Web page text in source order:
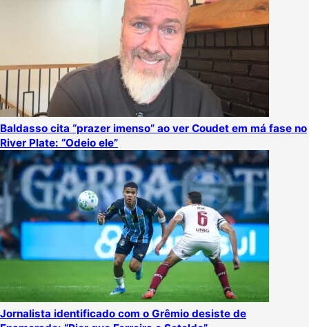
Baldasso cita “prazer imenso” ao ver Coudet em má fase no
River Plate: “Odeio ele”
Jornalista identificado com o Grêmio desiste de